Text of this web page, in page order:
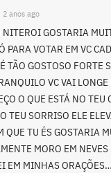
2 anos ago
NITEROI GOSTARIA
PARA VOTAR EM VC
TÃO GOSTOSO FORTE
VC VAI
O QUE ESTÁ NO
TEU SORRISO ELE
QUE TU ÉS GOSTARIA
MORO EM
EM MINHAS